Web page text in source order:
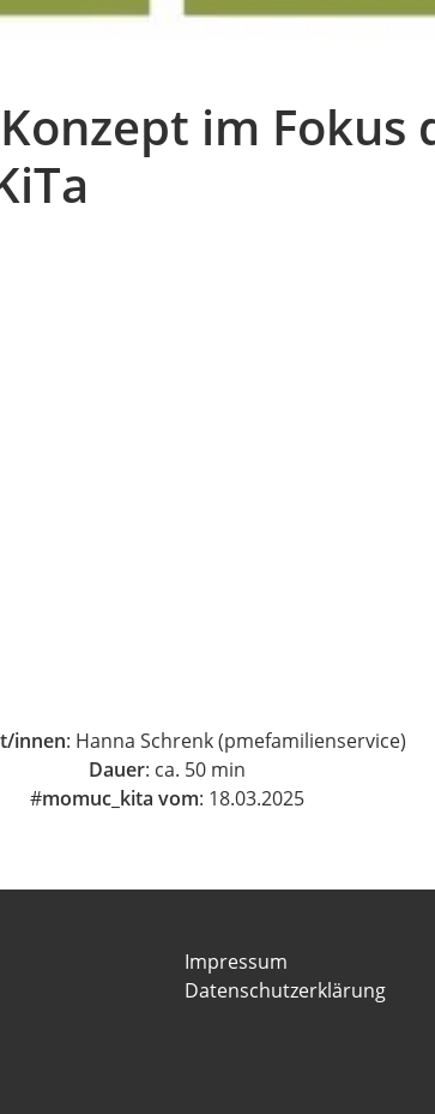
im Fokus
innen: Hanna Schrenk (pmefamilienservice)
Dauer: ca. 50 min
#momuc_kita vom: 18.03.2025
Impressum
Datenschutzerklärung